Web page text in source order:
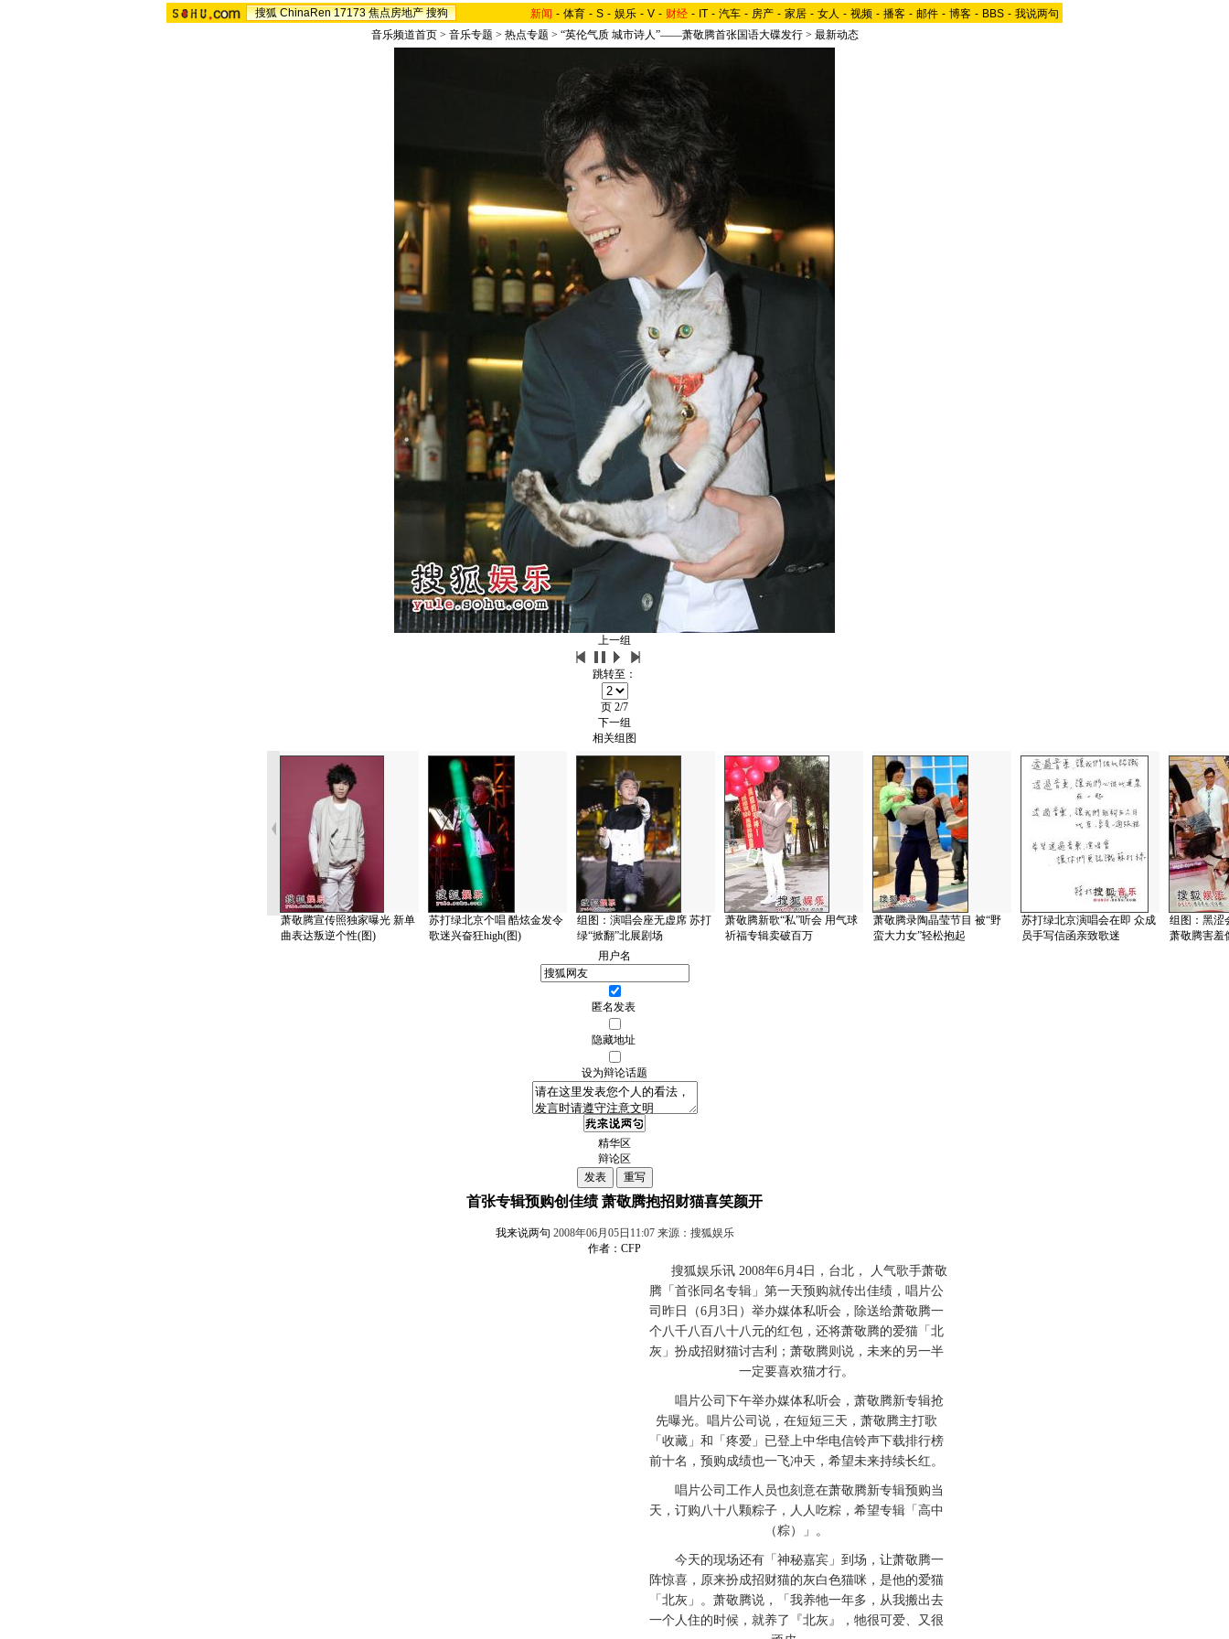
搜狐 ChinaRen 17173 焦点房地产 搜狗 新闻 - 体育 - S - 娱乐 - V - 财经 - IT - 汽车 - 房产 - 家居 - 女人 - 视频 - 播客 - 邮件 - 博客 - BBS - 我说两句
音乐频道首页> 音乐专题 > 热点专题 > “英伦气质 城市诗人”——萧敬腾首张国语大碟发行 > 最新动态
上一组
跳转至：
页 2/7
下一组
相关组图
萧敬腾宣传照独家曝光 新单
曲表达叛逆个性(图)
苏打绿北京个唱 酷炫金发令
歌迷兴奋狂high(图)
组图：演唱会座无虚席 苏打
绿“掀翻”北展剧场
萧敬腾新歌“私”听会 用气球
祈福专辑卖破百万
萧敬腾录陶晶莹节目 被“野
蛮大力女”轻松抱起
苏打绿北京演唱会在即 众成
员手写信函亲致歌迷
组图：黑涩
萧敬腾害羞
用户名
匿名发表
隐藏地址
设为辩论话题
精华区
辩论区
首张专辑预购创佳绩 萧敬腾抱招财猫喜笑颜开
我来说两句 2008年06月05日11:07 来源：搜狐娱乐
作者：CFP
搜狐娱乐讯 2008年6月4日，台北， 人气歌手萧敬
腾「首张同名专辑」第一天预购就传出佳绩，唱片公
司昨日（6月3日）举办媒体私听会，除送给萧敬腾一
个八千八百八十八元的红包，还将萧敬腾的爱猫「北
灰」扮成招财猫讨吉利；萧敬腾则说，未来的另一半
一定要喜欢猫才行。
唱片公司下午举办媒体私听会，萧敬腾新专辑抢
先曝光。唱片公司说，在短短三天，萧敬腾主打歌
「收藏」和「疼爱」已登上中华电信铃声下载排行榜
前十名，预购成绩也一飞冲天，希望未来持续长红。
唱片公司工作人员也刻意在萧敬腾新专辑预购当
天，订购八十八颗粽子，人人吃粽，希望专辑「高中
（粽）」。
今天的现场还有「神秘嘉宾」到场，让萧敬腾一
阵惊喜，原来扮成招财猫的灰白色猫咪，是他的爱猫
「北灰」。萧敬腾说，「我养牠一年多，从我搬出去
一个人住的时候，就养了『北灰』，牠很可爱、又很